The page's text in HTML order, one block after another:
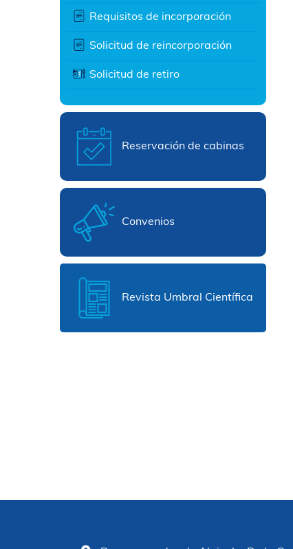
Requisitos de incorporación
Solicitud de reincorporación
Solicitud de retiro
Reservación de cabinas
Convenios
Revista Umbral Científica